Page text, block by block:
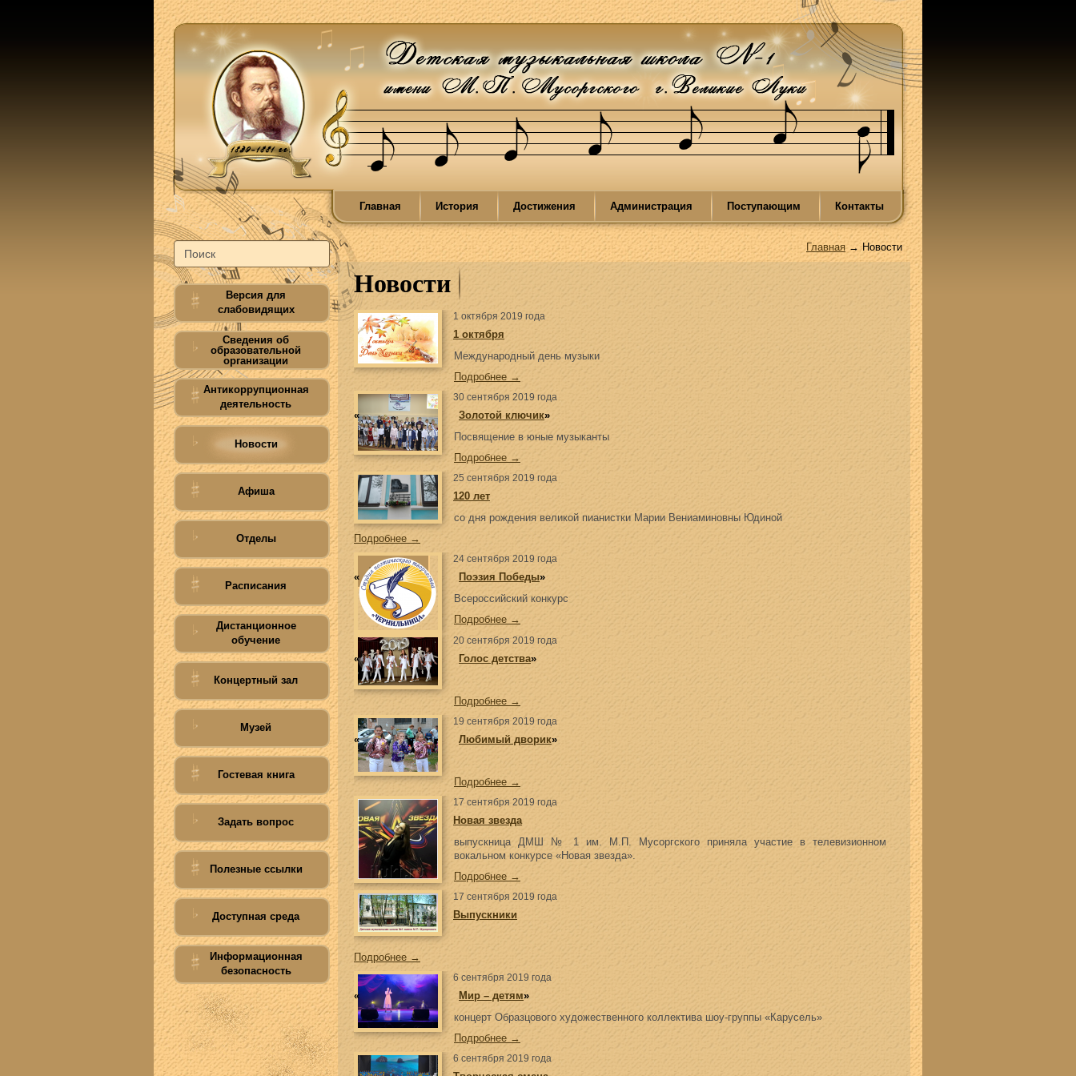
Главная История Достижения Администрация Поступающим Контакты
Версия для
слабовидящих
Сведения об
образовательной
организации
Антикоррупционная
деятельность
Новости
Афиша
Отделы
Расписания
Дистанционное
обучение
Концертный зал
Музей
Гостевая книга
Задать вопрос
Полезные ссылки
Доступная среда
Информационная
безопасность
Главная → Новости
Новости
1 октября 2019 года
1 октября
Международный день музыки
Подробнее →
30 сентября 2019 года
« Золотой ключик»
Посвящение в юные музыканты
Подробнее →
25 сентября 2019 года
120 лет
со дня рождения великой пианистки Марии Вениаминовны Юдиной
Подробнее →
24 сентября 2019 года
« Поэзия Победы»
Всероссийский конкурс
Подробнее →
20 сентября 2019 года
« Голос детства»
Подробнее →
19 сентября 2019 года
« Любимый дворик»
Подробнее →
17 сентября 2019 года
Новая звезда
выпускница ДМШ № 1 им. М.П. Мусоргского приняла участие в телевизионном
вокальном конкурсе «Новая звезда».
Подробнее →
17 сентября 2019 года
Выпускники
Подробнее →
6 сентября 2019 года
« Мир – детям»
концерт Образцового художественного коллектива шоу-группы «Карусель»
Подробнее →
6 сентября 2019 года